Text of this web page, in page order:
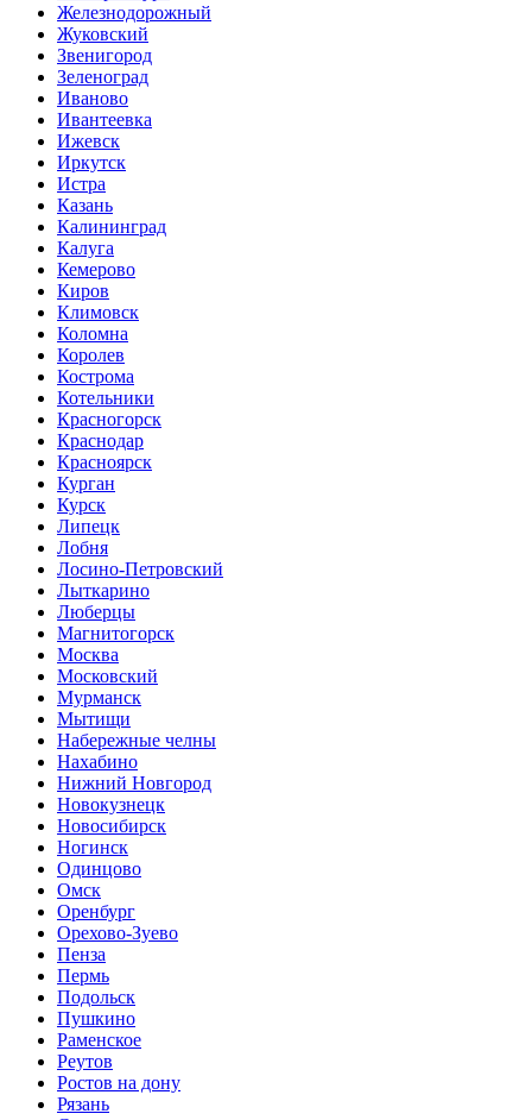
Железнодорожный
Жуковский
Звенигород
Зеленоград
Иваново
Ивантеевка
Ижевск
Иркутск
Истра
Казань
Калининград
Калуга
Кемерово
Киров
Климовск
Коломна
Королев
Кострома
Котельники
Красногорск
Краснодар
Красноярск
Курган
Курск
Липецк
Лобня
Лосино-Петровский
Лыткарино
Люберцы
Магнитогорск
Москва
Московский
Мурманск
Мытищи
Набережные челны
Нахабино
Нижний Новгород
Новокузнецк
Новосибирск
Ногинск
Одинцово
Омск
Оренбург
Орехово-Зуево
Пенза
Пермь
Подольск
Пушкино
Раменское
Реутов
Ростов на дону
Рязань